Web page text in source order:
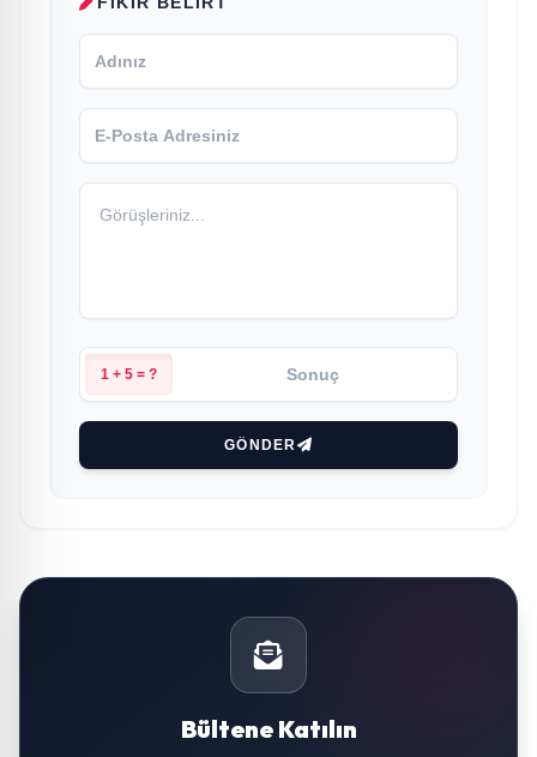
1 + 5 = ?
GÖNDER
Bültene Katılın